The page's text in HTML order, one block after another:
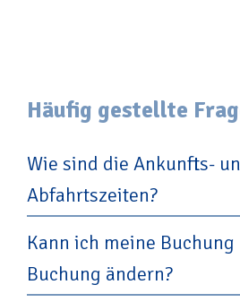
Häufig gestellte
Wie sind die Ankunfts-
Abfahrtszeiten?
Kann ich meine
Buchung ändern?